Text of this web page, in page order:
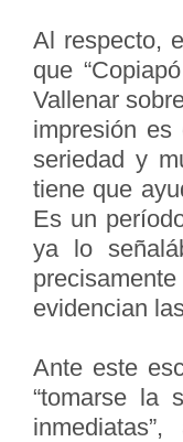
Al respecto,
que
Vallenar
impresión
seriedad y
tiene que
Es un
ya lo
evidencian
Ante este
“tomarse la